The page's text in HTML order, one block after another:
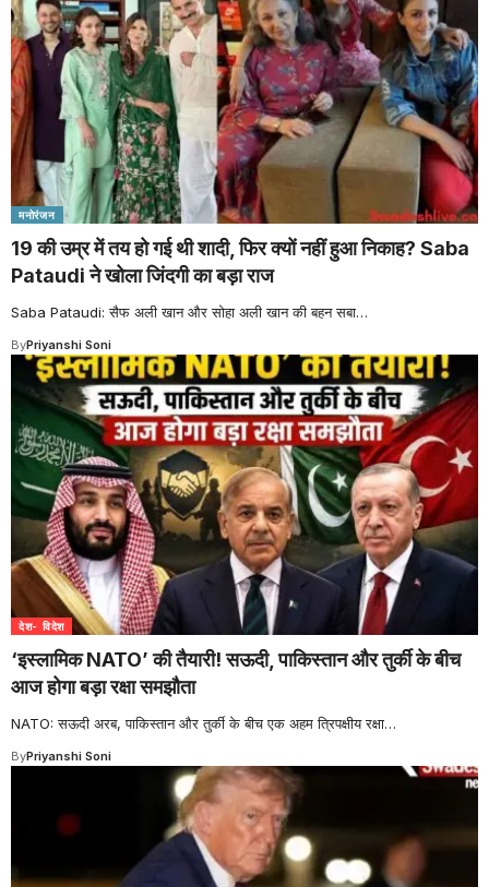
मनोरंजन
19 की उम्र में तय हो गई थी शादी, फिर क्यों नहीं हुआ निकाह? Saba
Pataudi ने खोला जिंदगी का बड़ा राज
Saba Pataudi: सैफ अली खान और सोहा अली खान की बहन सबा…
ByPriyanshi Soni
देश- विदेश
‘इस्लामिक NATO’ की तैयारी! सऊदी, पाकिस्तान और तुर्की के बीच
आज होगा बड़ा रक्षा समझौता
NATO: सऊदी अरब, पाकिस्तान और तुर्की के बीच एक अहम त्रिपक्षीय रक्षा…
ByPriyanshi Soni